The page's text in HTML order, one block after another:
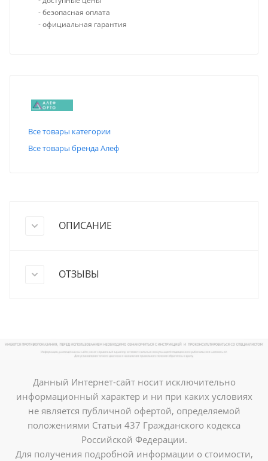
- безопасная оплата
- официальная гарантия
Все товары категории
Все товары бренда Алеф
ОПИСАНИЕ
ОТЗЫВЫ
Данный Интернет-сайт носит исключительно
информационный характер и ни при каких условиях
не является публичной офертой, определяемой
положениями Статьи 437 Гражданского кодекса
Российской Федерации.
Для получения подробной информации о стоимости,